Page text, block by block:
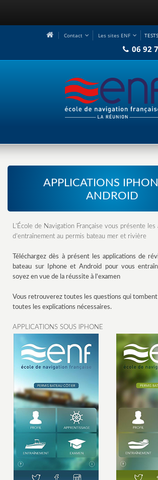
Contact Les sites ENF
06 92
APPLICATIONS
ANDROID
L'École de Navigation Française vous présente les
d'entraînement au permis bateau mer et rivière
Téléchargez dès à présent les applications de
bateau sur Iphone et Android pour vous
soyez en vue de la réussite à l'examen
Vous retrouverez toutes les questions qui tombent
toutes les explications nécessaires.
APPLICATIONS SOUS IPHONE